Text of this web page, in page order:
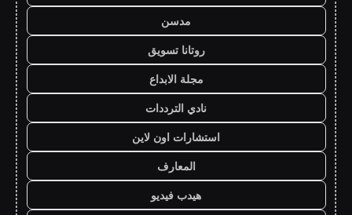
مدسن
روتانا تسويق
مجلة الابداع
نادي الترددات
استشارات اون لاين
المعارف
هيدب فيديو